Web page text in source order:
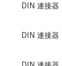
DIN 連接器
DIN 連接器